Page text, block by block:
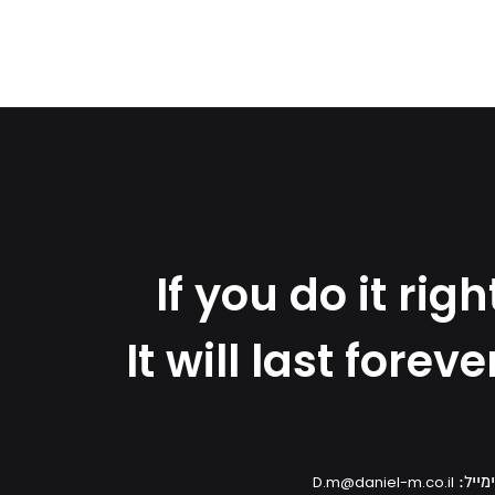
If you do it
It will last
D.m@daniel-m.co.il